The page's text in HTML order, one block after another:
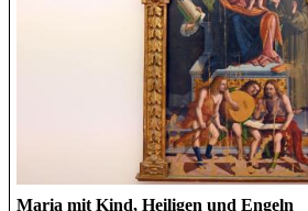
Maria mit Kind, Heiligen und Engeln